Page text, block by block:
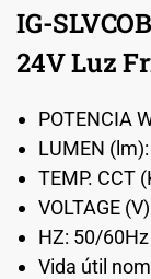
IG-
24V Luz
POTENCIA
LUMEN
TEMP. CCT
VOLTAGE
HZ: 50/60Hz
Vida útil